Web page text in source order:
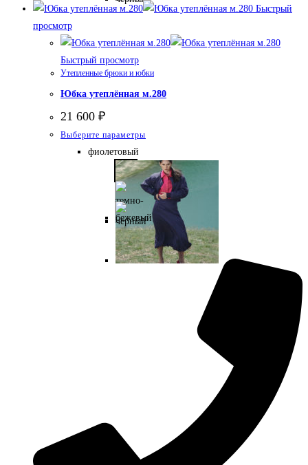
можно
на
Быстрый
просмотр
Быстрый просмотр
Утепленные брюки и юбки
Юбка утеплённая м.280
21 600 ₽
Выберите параметры
имеет
несколько
вариаций.
Опции
можно
выбрать
фиолетовый